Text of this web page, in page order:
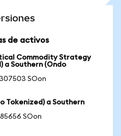
de activos
Commodity Strategy
a Southern (Ondo
SOon
Tokenized) a Southern
SOon